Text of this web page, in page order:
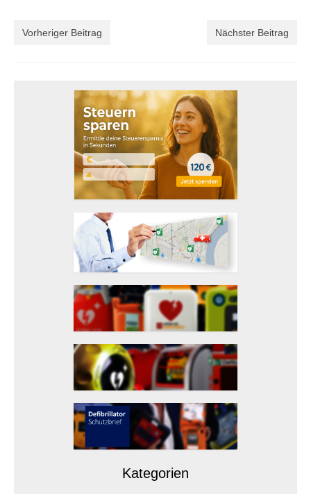
BFARM: Sicherheitswarnungen
Projekte für Gemeinden
Projekte für Vereine
Projekte für Unternehmen
110 BPM Tour
Überlebende
Ausstellung
Defikataster
Defibrillator melden
Die Allianz Defiversicherung
Versicherungsantrag
Marktinformationen
Vorheriger Beitrag Nächster Beitrag
Kategorien